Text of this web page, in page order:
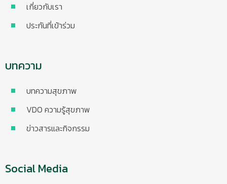
เกี่ยวกับเรา
ประกันที่เข้าร่วม
บทความ
บทความสุขภาพ
VDO ความรู้สุขภาพ
ข่าวสารและกิจกรรม
Social Media